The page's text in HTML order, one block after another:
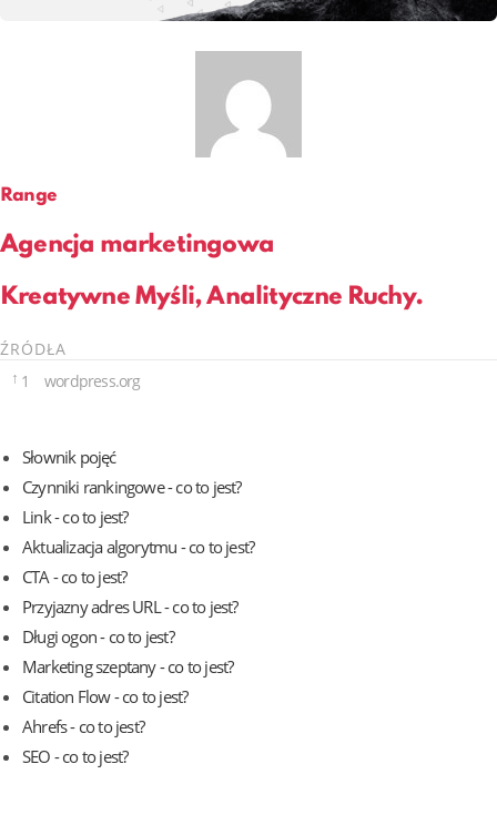
Range
Agencja marketingowa
Kreatywne Myśli, Analityczne Ruchy.
ŹRÓDŁA
↑ 1 wordpress.org
Słownik pojęć
Czynniki rankingowe - co to jest?
Link - co to jest?
Aktualizacja algorytmu - co to jest?
CTA - co to jest?
Przyjazny adres URL - co to jest?
Długi ogon - co to jest?
Marketing szeptany - co to jest?
Citation Flow - co to jest?
Ahrefs - co to jest?
SEO - co to jest?